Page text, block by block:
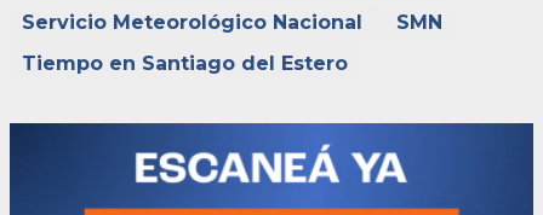
Servicio Meteorológico Nacional
SMN
Tiempo en Santiago del Estero